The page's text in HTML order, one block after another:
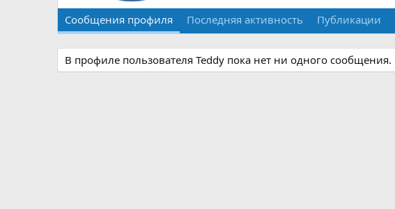
Сообщения профиля Последняя активность Публикации
В профиле пользователя Teddy пока нет ни одного сообщения.